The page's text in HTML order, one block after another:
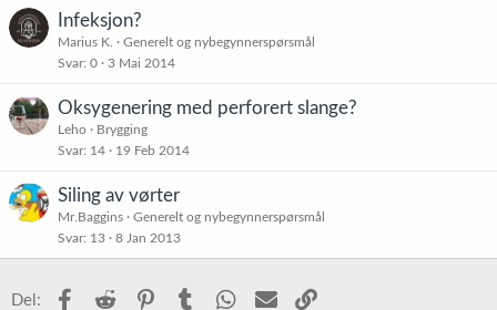
Infeksjon?
Marius K.
Generelt og nybegynnerspørsmål
Svar 0 3 Mai 2014
Oksygenering med perforert slange?
Leho
Brygging
Svar 14 19 Feb 2014
Siling av vørter
Mr.Baggins
Generelt og nybegynnerspørsmål
Svar 13 8 Jan 2013
Del: Facebook
Reddit PinterestTumblr WhatsApp
E-post